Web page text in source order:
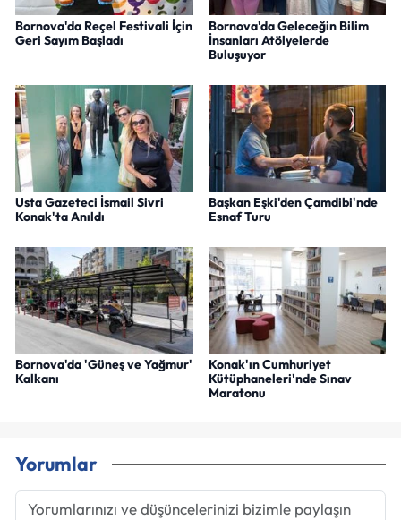
Bornova'da Reçel Festivali İçin
Geri Sayım Başladı
Bornova'da Geleceğin Bilim
İnsanları Atölyelerde
Buluşuyor
Usta Gazeteci İsmail Sivri
Konak'ta Anıldı
Başkan Eşki'den Çamdibi'nde
Esnaf Turu
Bornova'da 'Güneş ve Yağmur'
Kalkanı
Konak'ın Cumhuriyet
Kütüphaneleri'nde Sınav
Maratonu
Yorumlar